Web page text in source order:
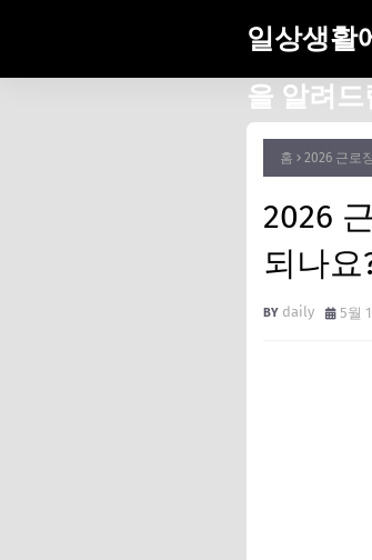
일상생활
을 알려
홈 2026 근로
2026
되나요
daily 5월